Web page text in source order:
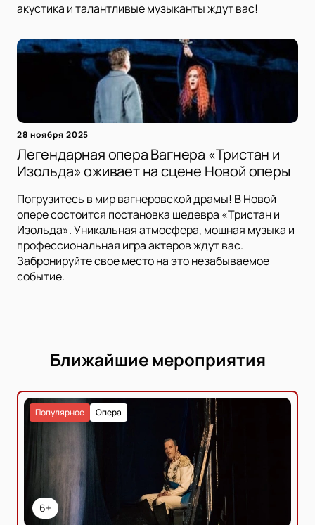
акустика и талантливые музыканты ждут вас!
28 ноября 2025
Легендарная опера Вагнера «Тристан и
Изольда» оживает на сцене Новой оперы
Погрузитесь в мир вагнеровской драмы! В Новой
опере состоится постановка шедевра «Тристан и
Изольда». Уникальная атмосфера, мощная музыка и
профессиональная игра актеров ждут вас.
Забронируйте свое место на это незабываемое
событие.
Ближайшие мероприятия
6+
Опера
Популярное